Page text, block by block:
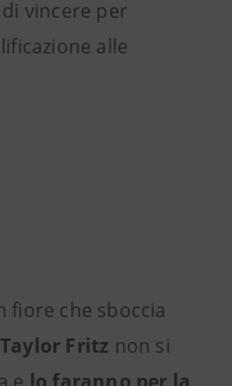
vincere per
alle
fiore che sboccia
Taylor Fritz non si